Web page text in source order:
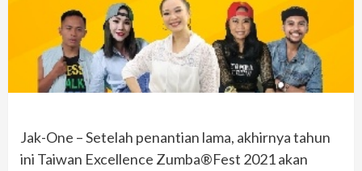
Jak-One – Setelah penantian lama, akhirnya tahun
ini Taiwan Excellence Zumba®Fest 2021 akan